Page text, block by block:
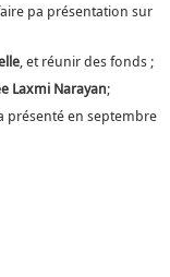
pa présentation sur
, et réunir des fonds ;
Laxmi Narayan;
présenté en septembre